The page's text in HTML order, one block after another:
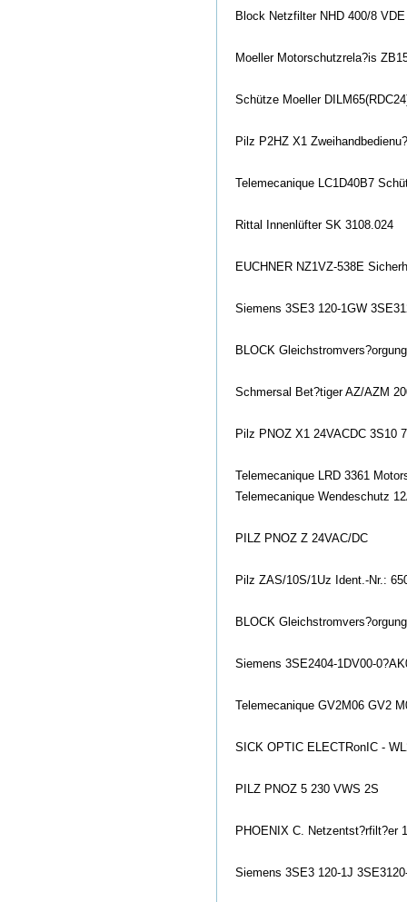
Block Netzfilter NHD 400/8
Moeller Motorschutzrela?is
Schütze Moeller
Pilz P2HZ X1
Telemecanique LC1D40B7
Rittal Innenlüfter SK 3108.024
EUCHNER NZ1VZ-538E
Siemens 3SE3 120-1GW
BLOCK
Schmersal Bet?tiger AZ/AZM
Pilz PNOZ X1 24VACDC 3S10
Telemecanique LRD 3361
Telemecanique Wendeschutz
PILZ PNOZ Z 24VAC/DC
Pilz ZAS/10S/1Uz Ident.-Nr.:
BLOCK
Siemens 3SE2404-1DV00-
Telemecanique GV2M06 GV2
SICK OPTIC ELECTRonIC -
PILZ PNOZ 5 230 VWS 2S
PHOENIX C. Netzentst?rfilt?er
Siemens 3SE3 120-1J